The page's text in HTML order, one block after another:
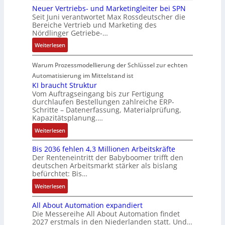
r
e
n
r
s
i
c
h
e
r
e
E
n
t
w
i
c
k
l
u
n
g
n
a
g
e
n
b
a
u
P
o
s
i
t
i
v
e
M
o
m
e
n
t
a
e
u
e
r
u
n
g
n
A
G
V
u
n
d
b
o
t
i
k
e
g
r
a
o
n
i
n
F
a
n
u
c
C
N
C
-
S
y
s
e
m
t
e
c
h
n
i
k
-
G
e
s
c
h
ä
f
t
s
f
h
r
a
s
s
a
u
l
t
S
y
s
t
è
m
e
s
:
Q
2
-
E
r
g
e
Neuer Vertriebs- und Marketingleiter bei SPN
Seit Juni verantwortet Max Rossdeutscher die
Bereiche Vertrieb und Marketing des
Nördlinger Getriebe-…
Weiterlesen:
N
e
u
e
r
V
e
r
t
r
i
e
b
s
-
u
n
d
Warum Prozessmodellierung der Schlüssel zur echten
Automatisierung im Mittelstand ist
KI braucht Struktur
Vom Auftragseingang bis zur Fertigung
durchlaufen Bestellungen zahlreiche ERP-
Schritte – Datenerfassung, Materialprüfung,
Kapazitätsplanung.…
Weiterlesen:
K
I
b
r
a
u
c
h
t
Bis 2036 fehlen 4,3 Millionen Arbeitskräfte
Der Renteneintritt der Babyboomer trifft den
deutschen Arbeitsmarkt stärker als bislang
befürchtet: Bis…
Weiterlesen:
B
i
s
All About Automation expandiert
Die Messereihe All About Automation findet
2027 erstmals in den Niederlanden statt. Und…